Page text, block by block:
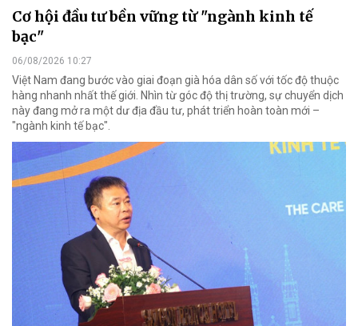
Cơ hội đầu tư bền vững từ "ngành kinh tế
bạc"
06/08/2026 10:27
Việt Nam đang bước vào giai đoạn già hóa dân số với tốc độ thuộc
hàng nhanh nhất thế giới. Nhìn từ góc độ thị trường, sự chuyển dịch
này đang mở ra một dư địa đầu tư, phát triển hoàn toàn mới –
"ngành kinh tế bạc".